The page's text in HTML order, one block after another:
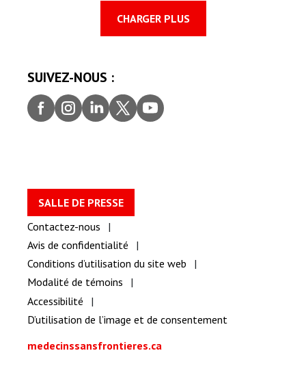
CHARGER PLUS
SUIVEZ-NOUS :
Faceb
ook
Insta
gram
Linke
dIn
Twitt
er
youtu
be
SALLE DE PRESSE
Contactez-nous
Avis de confidentialité
Conditions d’utilisation du site web
Modalité de témoins
Accessibilité
D’utilisation de l’image et de consentement
medecinssansfrontieres.ca